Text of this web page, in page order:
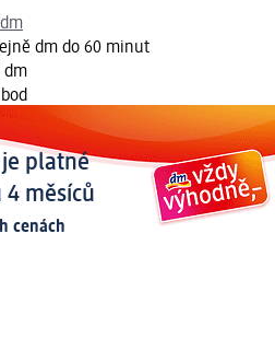
dm do 60 minut
dm
je platné
měsíců
cenách